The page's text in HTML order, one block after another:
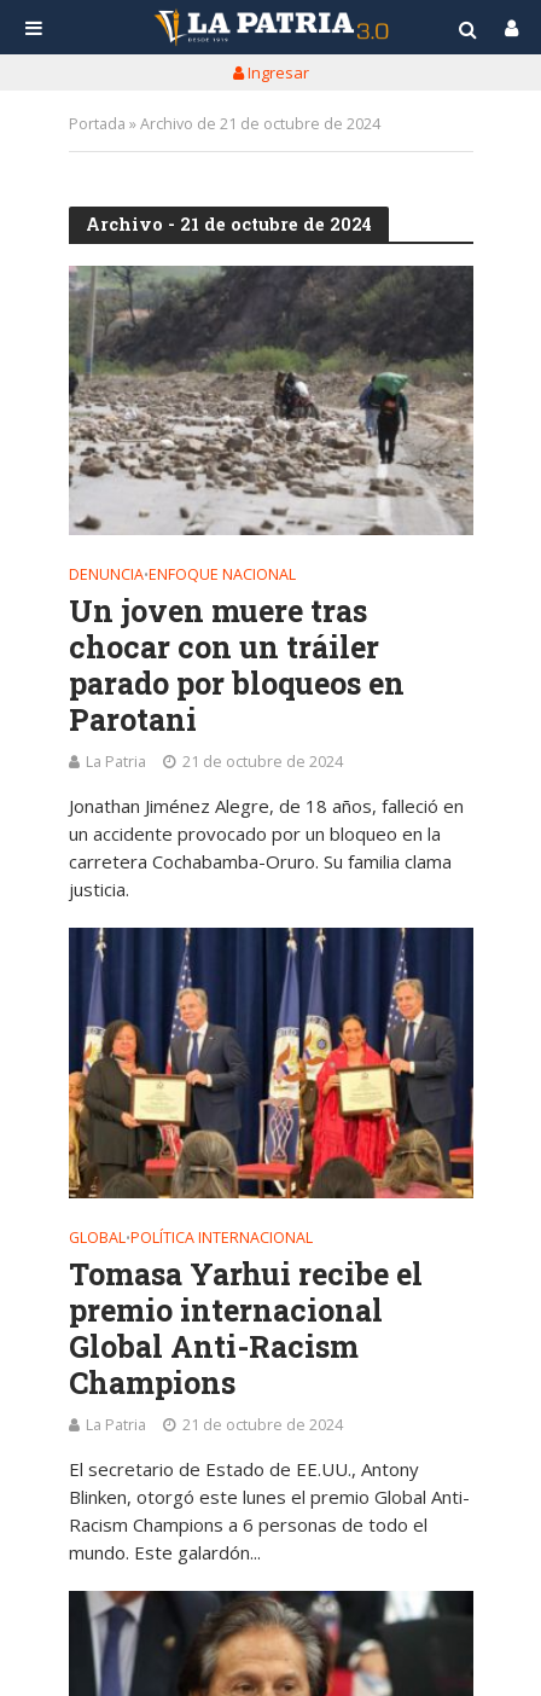
Ingresar
Portada »Archivo de 21 de octubre de 2024
Archivo - 21 de octubre de 2024
DENUNCIA•ENFOQUE NACIONAL
Un joven muere tras
chocar con un tráiler
parado por bloqueos en
Parotani
La Patria 21 de octubre de 2024
Jonathan Jiménez Alegre, de 18 años, falleció en
un accidente provocado por un bloqueo en la
carretera Cochabamba-Oruro. Su familia clama
justicia.
GLOBAL•POLÍTICA INTERNACIONAL
Tomasa Yarhui recibe el
premio internacional
Global Anti-Racism
Champions
La Patria 21 de octubre de 2024
El secretario de Estado de EE.UU., Antony
Blinken, otorgó este lunes el premio Global Anti-
Racism Champions a 6 personas de todo el
mundo. Este galardón...